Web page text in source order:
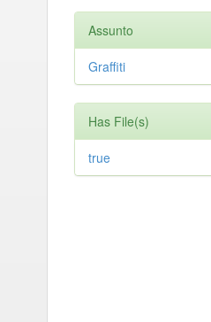
Assunto
Graffiti
Has File(s)
true